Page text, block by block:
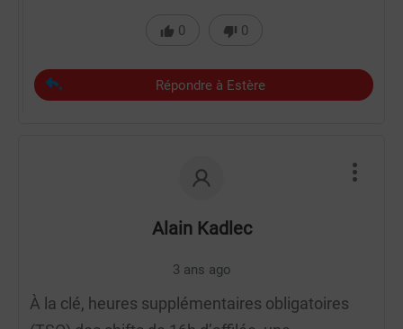
0 0
Répondre à Estère
Alain Kadlec
3 ans ago
À la clé, heures supplémentaires obligatoires